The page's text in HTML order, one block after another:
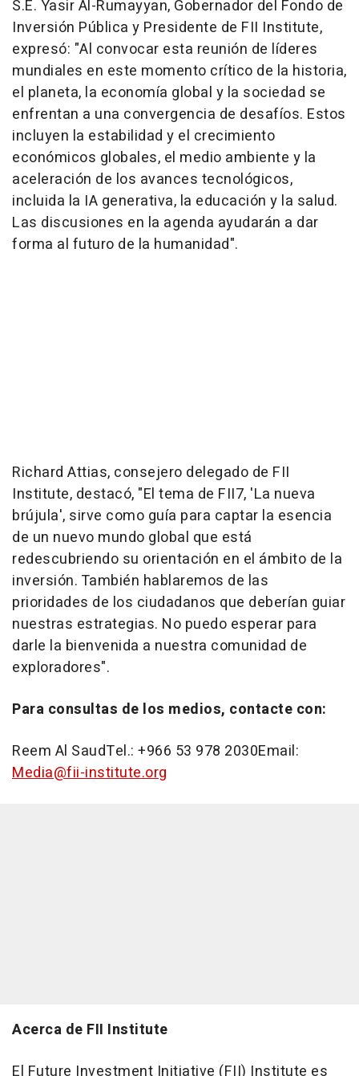
S.E. Yasir Al-Rumayyan, Gobernador del Fondo de
Inversión Pública y Presidente de FII Institute,
expresó: "Al convocar esta reunión de líderes
mundiales en este momento crítico de la historia,
el planeta, la economía global y la sociedad se
enfrentan a una convergencia de desafíos. Estos
incluyen la estabilidad y el crecimiento
económicos globales, el medio ambiente y la
aceleración de los avances tecnológicos,
incluida la IA generativa, la educación y la salud.
Las discusiones en la agenda ayudarán a dar
forma al futuro de la humanidad".
Richard Attias, consejero delegado de FII
Institute, destacó, "El tema de FII7, 'La nueva
brújula', sirve como guía para captar la esencia
de un nuevo mundo global que está
redescubriendo su orientación en el ámbito de la
inversión. También hablaremos de las
prioridades de los ciudadanos que deberían guiar
nuestras estrategias. No puedo esperar para
darle la bienvenida a nuestra comunidad de
exploradores".
Para consultas de los medios, contacte con:
Reem Al SaudTel.: +966 53 978 2030Email:
Media@fii-institute.org
Acerca de FII Institute
El Future Investment Initiative (FII) Institute es